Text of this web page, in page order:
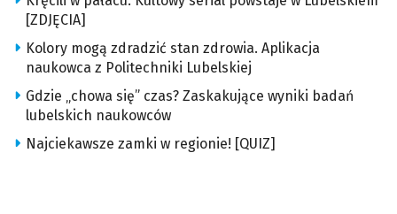
[ZDJĘCIA]
Kolory mogą zdradzić stan zdrowia. Aplikacja
naukowca z Politechniki Lubelskiej
Gdzie „chowa się” czas? Zaskakujące wyniki badań
lubelskich naukowców
Najciekawsze zamki w regionie! [QUIZ]